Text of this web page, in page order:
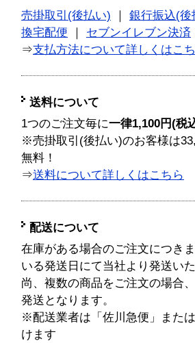
売掛取引(後払い)
銀行振込(後
換宅配便
セブンイレブン決済
⇒支払方法について詳しくはこ
送料について
1つのご注文毎に一律1,100円(税
※売掛取引(後払い)のお客様は
無料！
⇒送料について詳しくはこちら
配送について
在庫がある場合のご注文につき
いる発送日にて当社より発送い
尚、複数の商品をご注文の場合
発送となります。
※配送業者は「佐川急便」また
けます